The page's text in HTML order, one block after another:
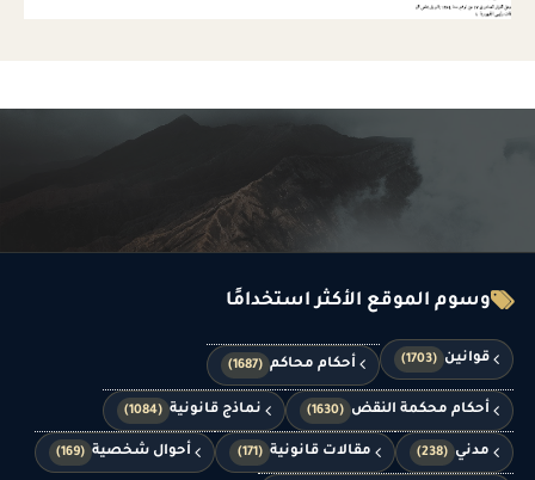
وسوم الموقع الأكثر استخدامًا
قوانين (1703) أحكام محاكم (1687)
أحكام محكمة النقض (1630) نماذج قانونية (1084)
مدني (238) مقالات قانونية (171) أحوال شخصية (169)